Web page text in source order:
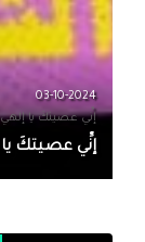
03-10-2024
إنِّي عصيتكَ يا إلهي
إنِّي عصيتكَ